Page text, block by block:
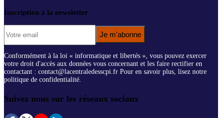
Inscription à la newsletter
Je m'abonne
Conformément à la loi « informatique et libertés », vous pouvez exercer
votre droit d'accès aux données vous concernant et les faire rectifier en
contactant : contact@lacentraledesscpi.fr Pour en savoir plus, lisez notre
politique de confidentialité.
Suivez nous sur les réseaux sociaux